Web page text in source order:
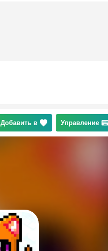
Добавить в Управление